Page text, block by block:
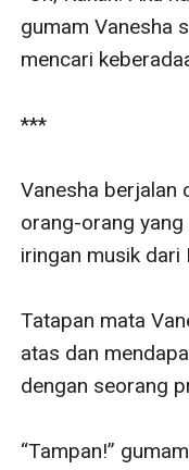
gumam Vanesha
mencari
***
Vanesha berjalan
orang-orang
iringan musik dari
Tatapan mata
atas dan
dengan seorang
“Tampan!”